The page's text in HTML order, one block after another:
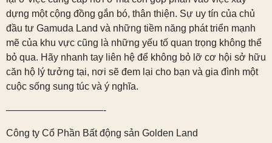
dựng một cộng đồng gắn bó, thân thiện. Sự uy tín của chủ
đầu tư Gamuda Land và những tiềm năng phát triển mạnh
mẽ của khu vực cũng là những yếu tố quan trọng không thể
bỏ qua. Hãy nhanh tay liên hệ để không bỏ lỡ cơ hội sở hữu
căn hộ lý tưởng tại, nơi sẽ đem lại cho bạn và gia đình một
cuộc sống sung túc và ý nghĩa.
——————————-
Công ty Cổ Phần Bất động sản Golden Land